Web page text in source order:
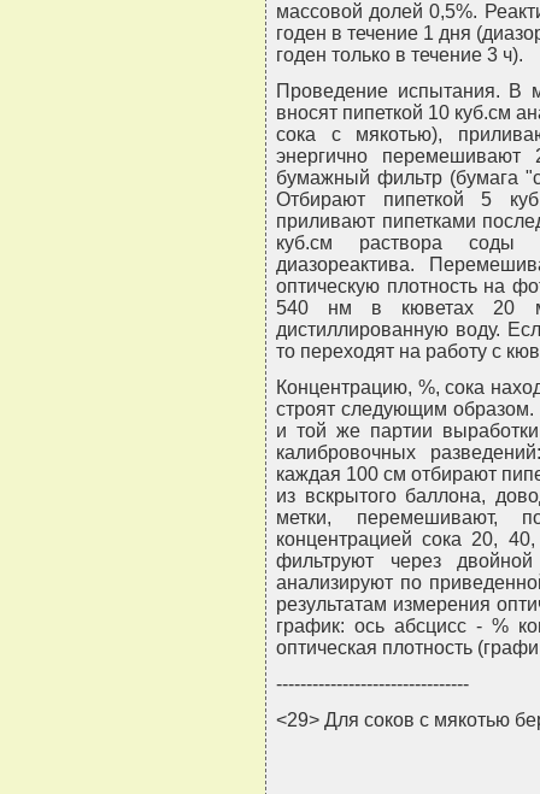
массовой долей 0,5%.
годен в течение 1 дня
годен только в течение 3 ч).
Проведение испытания. В
вносят пипеткой 10 куб.см
сока с мякотью),
энергично
бумажный фильтр (бумага
Отбирают пипеткой 5
приливают пипетками
куб.см раствора соды
диазореактива.
оптическую плотность на
540 нм в кюветах 20
дистиллированную воду.
то переходят на работу с
Концентрацию, %, сока
строят следующим
и той же партии
калибровочных
каждая 100 см отбирают
из вскрытого баллона,
метки, перемешивают,
концентрацией сока 20,
фильтруют через
анализируют по
результатам измерения
график: ось абсцисс - %
оптическая плотность
--------------------------------
<29> Для соков с мякотью